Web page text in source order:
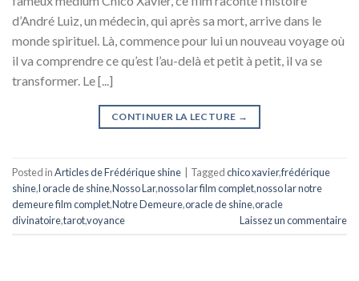
d’André Luiz, un médecin, qui après sa mort, arrive dans le
monde spirituel. Là, commence pour lui un nouveau voyage où
il va comprendre ce qu’est l’au-delà et petit à petit, il va se
transformer. Le [...]
CONTINUER LA LECTURE →
Posted inArticles de Frédérique shine Taggedchico xavier,frédérique
shine,l oracle de shine,Nosso Lar,nosso lar film complet,nosso lar notre
demeure film complet,Notre Demeure,oracle de shine,oracle
divinatoire,tarot,voyance Laissez un commentaire